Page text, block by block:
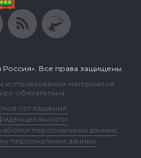
Россия». Все права защищены.
использовании материалов
обязательна.
соглашение
персональных данных
персональных данных